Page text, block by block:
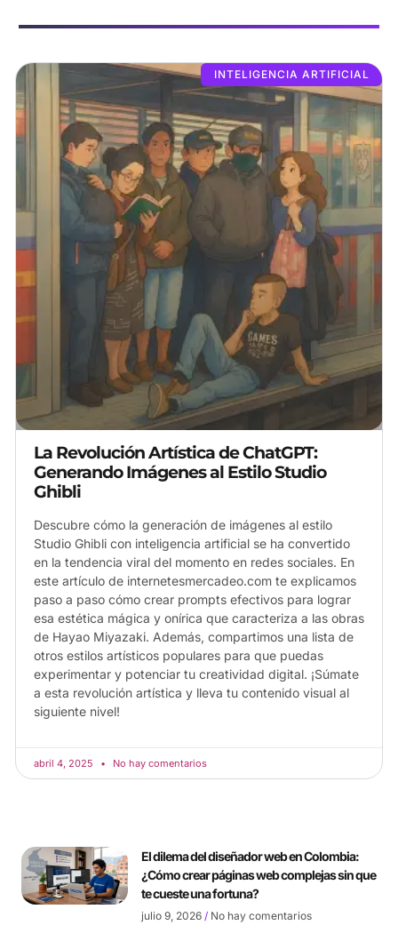
INTELIGENCIA ARTIFICIAL
La Revolución Artística de ChatGPT:
Generando Imágenes al Estilo Studio
Ghibli
Descubre cómo la generación de imágenes al estilo
Studio Ghibli con inteligencia artificial se ha convertido
en la tendencia viral del momento en redes sociales. En
este artículo de internetesmercadeo.com te explicamos
paso a paso cómo crear prompts efectivos para lograr
esa estética mágica y onírica que caracteriza a las obras
de Hayao Miyazaki. Además, compartimos una lista de
otros estilos artísticos populares para que puedas
experimentar y potenciar tu creatividad digital. ¡Súmate
a esta revolución artística y lleva tu contenido visual al
siguiente nivel!
abril 4, 2025 No hay comentarios
El dilema del diseñador web en Colombia:
¿Cómo crear páginas web complejas sin que
te cueste una fortuna?
julio 9, 2026 No hay comentarios